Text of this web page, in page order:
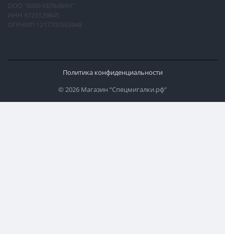
ООО "6000 КЕЛЬВИН"
ИНН 9723129845
ОГРНИП 1217700563948
Политика конфиденциальности
© 2026 Магазин “Спецмигалки.рф”